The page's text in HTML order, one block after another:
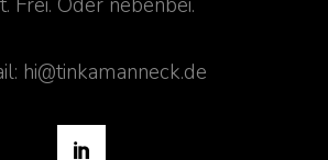
hi@tinkamanneck.de